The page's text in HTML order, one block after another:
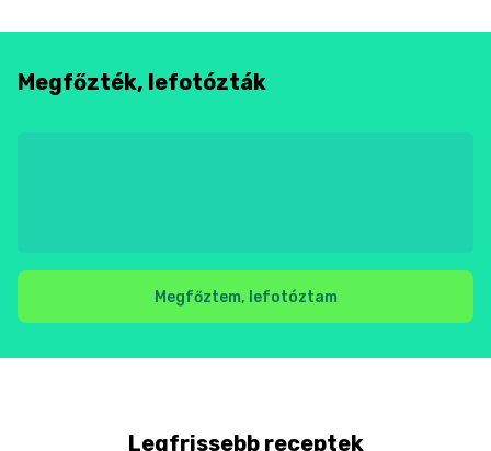
Megfőzték, lefotózták
Megfőztem, lefotóztam
Legfrissebb receptek